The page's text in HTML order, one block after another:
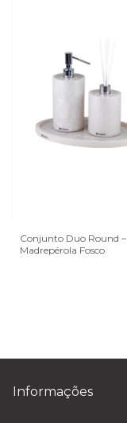
Conjunto Duo Round –
Madrepérola Fosco
Informações